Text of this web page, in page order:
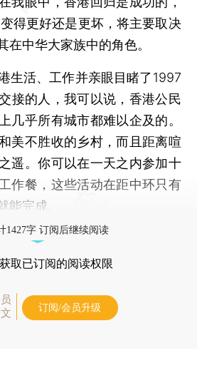
得更好还是更坏，将主要取决
在中华大家族中的角色。
活、工作并亲眼目睹了1997
接的人，我可以说，香港公民
几乎所有城市都难以企及的。
美不胜收的乡村，而且距离喧
遥。你可以在一天之内参加十
作餐，这些活动在距中环只有
能完成。
1427字 订阅后继续阅读
取已订阅的阅读权限
订阅/会员升级